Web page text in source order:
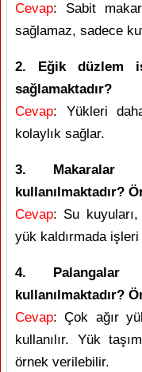
Cevap: Sabit
sağlamaz, sadece
2. Eğik düzlem
sağlamaktadır?
Cevap: Yükleri
kolaylık sağlar.
3. Makaralar
kullanılmaktadır?
Cevap: Su
yük kaldırmada işleri
4. Palangalar
kullanılmaktadır?
Cevap: Çok ağır
kullanılır. Yük
örnek verilebilir.